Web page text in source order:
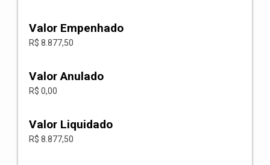
Valor Empenhado
R$ 8.877,50
Valor Anulado
R$ 0,00
Valor Liquidado
R$ 8.877,50